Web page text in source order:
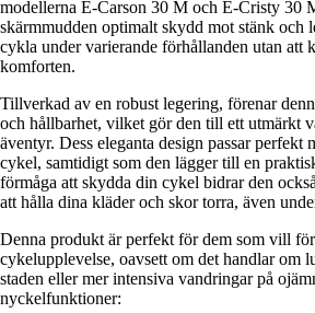
modellerna E-Carson 30 M och E-Cristy 30
skärmmudden optimalt skydd mot stänk och
cykla under varierande förhållanden utan att
komforten.
Tillverkad av en robust legering, förenar
och hållbarhet, vilket gör den till ett utmärkt
äventyr. Dess eleganta design passar perfekt
cykel, samtidigt som den lägger till en
förmåga att skydda din cykel bidrar den
att hålla dina kläder och skor torra, även
Denna produkt är perfekt för dem som vill
cykelupplevelse, oavsett om det handlar om
staden eller mer intensiva vandringar på
nyckelfunktioner: